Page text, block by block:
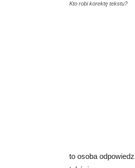
Kto robi korektę tekstu?
to osoba